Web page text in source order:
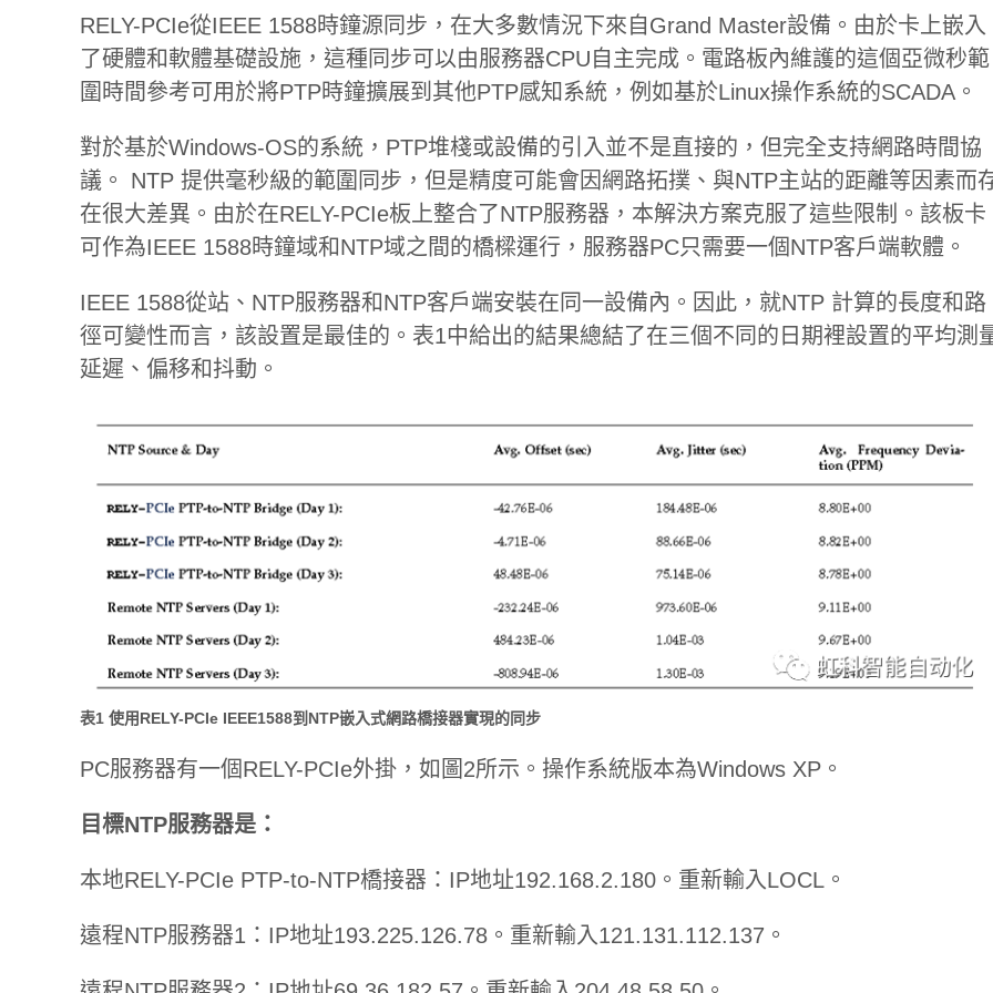
RELY-PCIe從IEEE 1588時鐘源同步，在大多數情況下來自Grand Master設備。由於卡上嵌入
了硬體和軟體基礎設施，這種同步可以由服務器CPU自主完成。電路板內維護的這個亞微秒範
圍時間參考可用於將PTP時鐘擴展到其他PTP感知系統，例如基於Linux操作系統的SCADA。
對於基於Windows-OS的系統，PTP堆棧或設備的引入並不是直接的，但完全支持網路時間協
議。 NTP 提供毫秒級的範圍同步，但是精度可能會因網路拓撲、與NTP主站的距離等因素而
在很大差異。由於在RELY-PCIe板上整合了NTP服務器，本解決方案克服了這些限制。該板卡
可作為IEEE 1588時鐘域和NTP域之間的橋樑運行，服務器PC只需要一個NTP客戶端軟體。
IEEE 1588從站、NTP服務器和NTP客戶端安裝在同一設備內。因此，就NTP 計算的長度和路
徑可變性而言，該設置是最佳的。表1中給出的結果總結了在三個不同的日期裡設置的平均測
延遲、偏移和抖動。
表1 使用RELY-PCIe IEEE1588到NTP嵌入式網路橋接器實現的同步
PC服務器有一個RELY-PCIe外掛，如圖2所示。操作系統版本為Windows XP。
目標NTP服務器是：
本地RELY-PCIe PTP-to-NTP橋接器：IP地址192.168.2.180。重新輸入LOCL。
遠程NTP服務器1：IP地址193.225.126.78。重新輸入121.131.112.137。